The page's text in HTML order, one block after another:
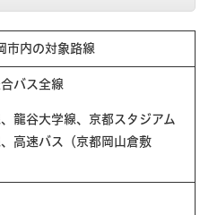
市内の対象路線
バス全線
龍谷大学線、京都スタジアム
高速バス（京都岡山倉敷